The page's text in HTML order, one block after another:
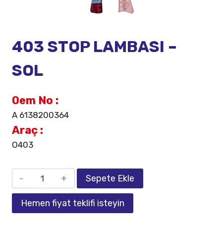
403 STOP LAMBASI –
SOL
Oem No :
A 6138200364
Araç :
O403
Sepete Ekle
Hemen fiyat teklifi isteyin